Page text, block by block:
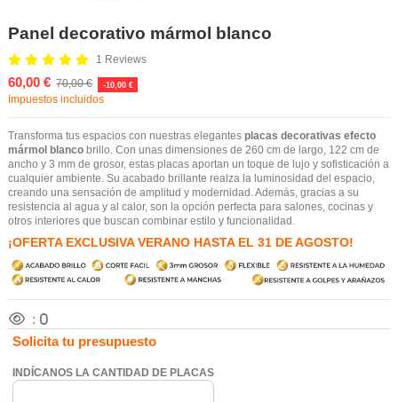
Panel decorativo mármol blanco
1 Reviews
60,00 € 70,00 € -10,00 €
Impuestos incluidos
Transforma tus espacios con nuestras elegantes placas decorativas efecto
mármol blanco brillo. Con unas dimensiones de 260 cm de largo, 122 cm de
ancho y 3 mm de grosor, estas placas aportan un toque de lujo y sofisticación a
cualquier ambiente. Su acabado brillante realza la luminosidad del espacio,
creando una sensación de amplitud y modernidad. Además, gracias a su
resistencia al agua y al calor, son la opción perfecta para salones, cocinas y
otros interiores que buscan combinar estilo y funcionalidad.
¡OFERTA EXCLUSIVA VERANO HASTA EL 31 DE AGOSTO!
: 0
Solicita tu presupuesto
INDÍCANOS LA CANTIDAD DE PLACAS